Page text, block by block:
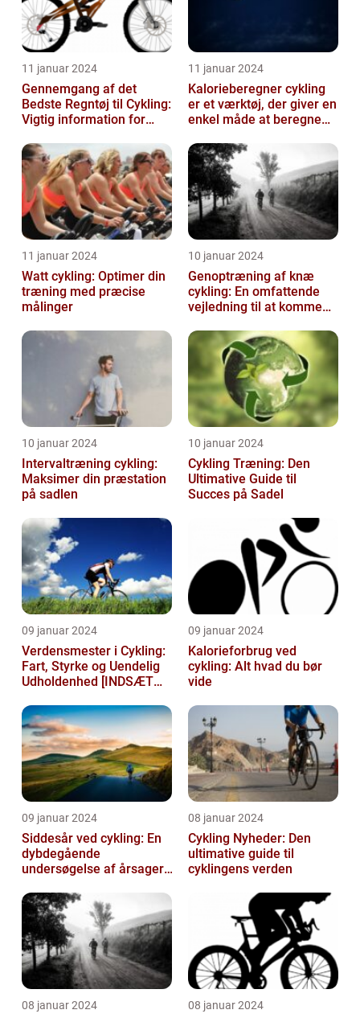
11 januar 2024
Gennemgang af det
Bedste Regntøj til Cykling:
Vigtig information for
Fritidsentusiaster
11 januar 2024
Kalorieberegner cykling
er et værktøj, der giver en
enkel måde at beregne
mængde k...
11 januar 2024
Watt cykling: Optimer din
træning med præcise
målinger
10 januar 2024
Genoptræning af knæ
cykling: En omfattende
vejledning til at komme
10 januar 2024
Intervaltræning cykling:
Maksimer din præstation
på sadlen
10 januar 2024
Cykling Træning: Den
Ultimative Guide til
Succes på Sadel
09 januar 2024
Verdensmester i Cykling:
Fart, Styrke og Uendelig
Udholdenhed [INDSÆT
09 januar 2024
Kalorieforbrug ved
cykling: Alt hvad du bør
vide
09 januar 2024
Siddesår ved cykling: En
dybdegående
undersøgelse af årsager,
behandling
08 januar 2024
Cykling Nyheder: Den
ultimative guide til
cyklingens verden
08 januar 2024 08 januar 2024